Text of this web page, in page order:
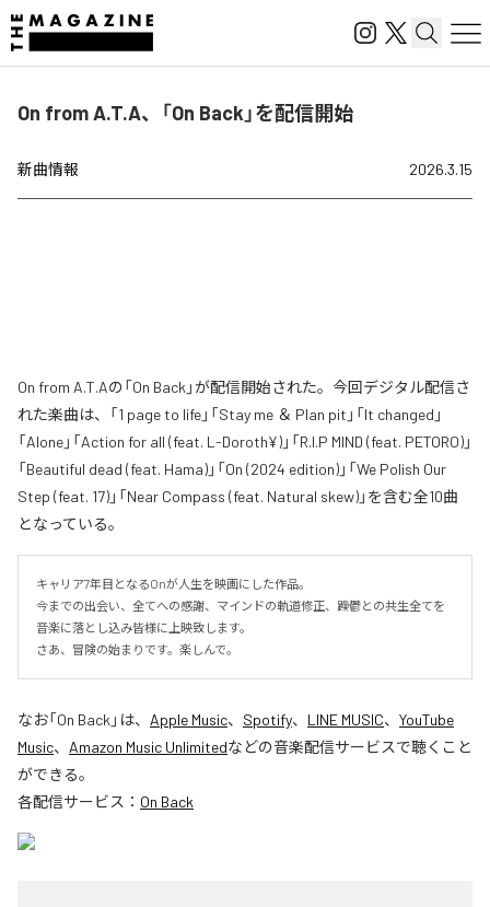
On from A.T.A、「On Back」を配信開始
新曲情報 2026.3.15
On from A.T.Aの「On Back」が配信開始された。今回デジタル配信さ
れた楽曲は、「1 page to life」「Stay me ＆ Plan pit」「It changed」
「Alone」「Action for all (feat. L-Doroth¥)」「R.I.P MIND (feat. PETORO)」
「Beautiful dead (feat. Hama)」「On (2024 edition)」「We Polish Our
Step (feat. 17)」「Near Compass (feat. Natural skew)」を含む全10曲
となっている。
キャリア7年目となるOnが人生を映画にした作品。
今までの出会い、全てへの感謝、マインドの軌道修正、躁鬱との共生全てを
音楽に落とし込み皆様に上映致します。
さあ、冒険の始まりです。楽しんで。
なお「On Back 」は、 Apple Music、 Spotify、 LINE MUSIC、 YouTube
Music、 Amazon Music Unlimitedなどの音楽配信サービスで聴くこと
ができる。
各配信サービス： On Back